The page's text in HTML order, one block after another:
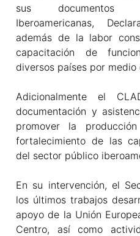
sus documentos
Iberoamericanas,
además de la labor
capacitación de
diversos países por medio
Adicionalmente el
documentación y
promover la
fortalecimiento de las
del sector público
En su intervención, el
los últimos trabajos
apoyo de la Unión
Centro, así como